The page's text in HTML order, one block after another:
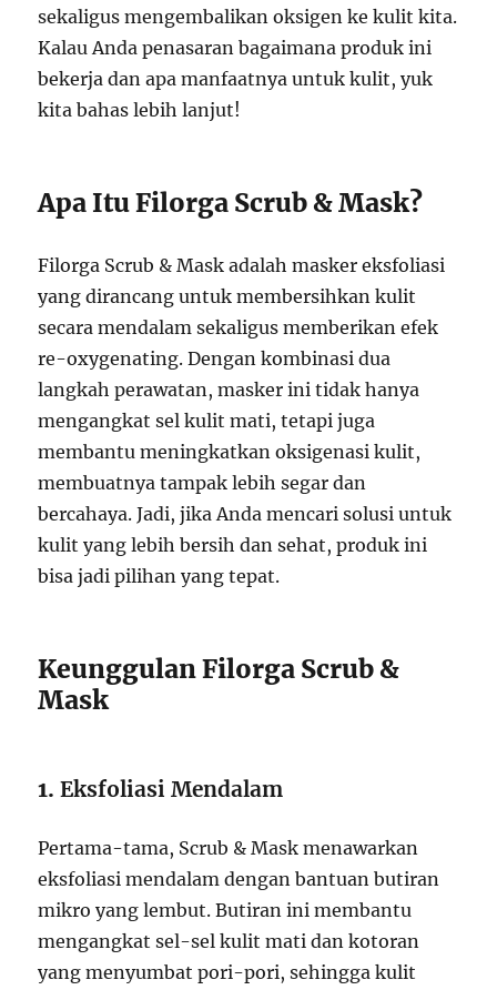
sekaligus mengembalikan oksigen ke kulit kita.
Kalau Anda penasaran bagaimana produk ini
bekerja dan apa manfaatnya untuk kulit, yuk
kita bahas lebih lanjut!
Apa Itu Filorga Scrub & Mask?
Filorga Scrub & Mask adalah masker eksfoliasi
yang dirancang untuk membersihkan kulit
secara mendalam sekaligus memberikan efek
re-oxygenating. Dengan kombinasi dua
langkah perawatan, masker ini tidak hanya
mengangkat sel kulit mati, tetapi juga
membantu meningkatkan oksigenasi kulit,
membuatnya tampak lebih segar dan
bercahaya. Jadi, jika Anda mencari solusi untuk
kulit yang lebih bersih dan sehat, produk ini
bisa jadi pilihan yang tepat.
Keunggulan Filorga Scrub &
Mask
1.Eksfoliasi Mendalam
Pertama-tama, Scrub & Mask menawarkan
eksfoliasi mendalam dengan bantuan butiran
mikro yang lembut. Butiran ini membantu
mengangkat sel-sel kulit mati dan kotoran
yang menyumbat pori-pori, sehingga kulit